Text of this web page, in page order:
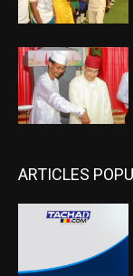
ARTICLES